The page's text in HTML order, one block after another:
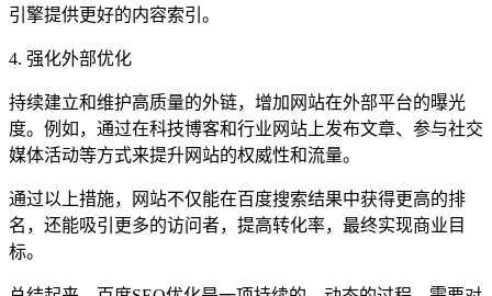
引擎提供更好的内容索引。
4. 强化外部优化
持续建立和维护高质量的外链，增加网站在外部平台的曝光
度。例如，通过在科技博客和行业网站上发布文章、参与社交
媒体活动等方式来提升网站的权威性和流量。
通过以上措施，网站不仅能在百度搜索结果中获得更高的排
名，还能吸引更多的访问者，提高转化率，最终实现商业目
标。